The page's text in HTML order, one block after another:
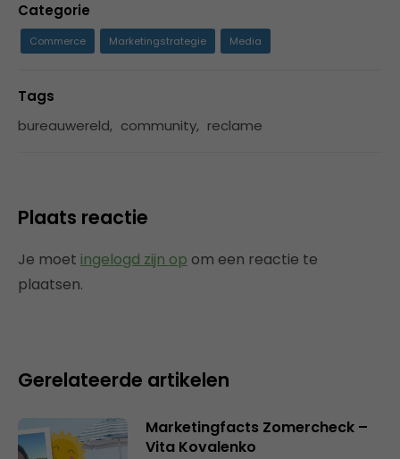
Categorie
Commerce Marketingstrategie Media
Tags
bureauwereld, community, reclame
Plaats reactie
Je moet ingelogd zijn op om een reactie te
plaatsen.
Gerelateerde artikelen
Marketingfacts Zomercheck –
Vita Kovalenko